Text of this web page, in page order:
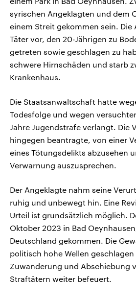
syrischen Angeklagten und dem
einem Streit gekommen sein. Die
Täter vor, den 20-Jährigen zu
getreten sowie geschlagen zu
schwere Hirnschäden und starb
Krankenhaus.
Die Staatsanwaltschaft hatte
Todesfolge und wegen
Jahre Jugendstrafe verlangt. Die
hingegen beantragte, von einer
eines Tötungsdelikts abzusehen
Verwarnung auszusprechen.
Der Angeklagte nahm seine
ruhig und unbewegt hin. Eine
Urteil ist grundsätzlich möglich.
Oktober 2023 in Bad
Deutschland gekommen. Die
politisch hohe Wellen
Zuwanderung und Abschiebung
Straftätern weiter befeuert.